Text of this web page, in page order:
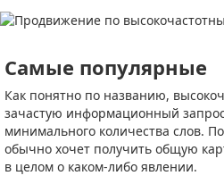
Самые популярные
Как понятно по названию,
зачастую информационный
минимального количества слов.
обычно хочет получить общую
в целом о каком-либо явлении.